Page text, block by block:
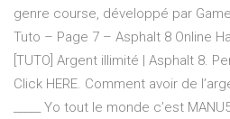
genre course, développé par
Tuto – Page 7 – Asphalt 8 Online
[TUTO] Argent illimité | Asphalt 8.
Click HERE. Comment avoir de
_____ Yo tout le monde c’est